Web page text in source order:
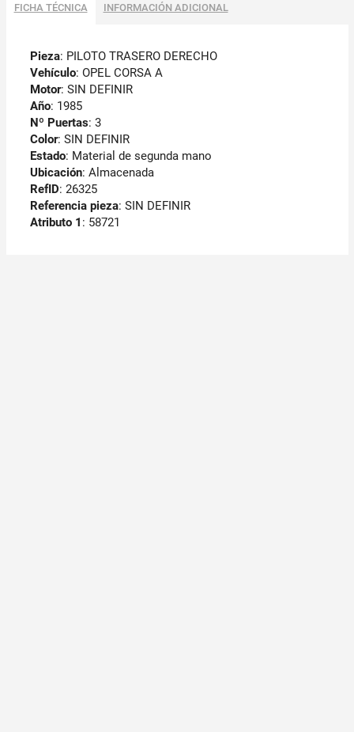
FICHA TÉCNICA INFORMACIÓN ADICIONAL
Pieza: PILOTO TRASERO DERECHO
Vehículo: OPEL CORSA A
Motor: SIN DEFINIR
Año: 1985
Nº Puertas: 3
Color: SIN DEFINIR
Estado: Material de segunda mano
Ubicación: Almacenada
RefID: 26325
Referencia pieza: SIN DEFINIR
Atributo 1 : 58721